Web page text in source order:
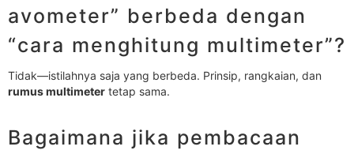
avometer” berbeda dengan
“cara menghitung multimeter”?
Tidak—istilahnya saja yang berbeda. Prinsip, rangkaian, dan
rumus multimeter tetap sama.
Bagaimana jika pembacaan